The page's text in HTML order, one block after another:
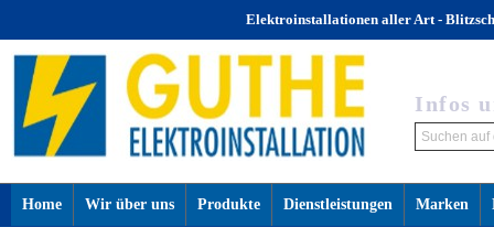
Elektroinstallationen aller Art -
Infos
Home Wir über uns Produkte Dienstleistungen Marken